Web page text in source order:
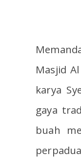
Masjid
karya
gaya
buah